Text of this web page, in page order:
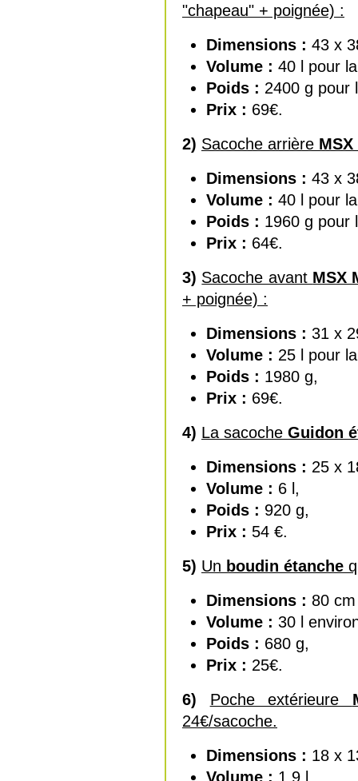
"chapeau" + poignée) :
Dimensions : 43 x
Volume : 40 l pour
Poids : 2400 g pour
Prix : 69€.
2) Sacoche arrière MSX
Dimensions : 43 x
Volume : 40 l pour
Poids : 1960 g pour
Prix : 64€.
3) Sacoche avant MSX
+ poignée) :
Dimensions : 31 x
Volume : 25 l pour
Poids : 1980 g,
Prix : 69€.
4) La sacoche Guidon
Dimensions : 25 x
Volume : 6 l,
Poids : 920 g,
Prix : 54 €.
5) Un boudin étanche
Dimensions : 80
Volume : 30 l
Poids : 680 g,
Prix : 25€.
6) Poche extérieure
24€/sacoche.
Dimensions : 18 x
Volume : 1,9 l,